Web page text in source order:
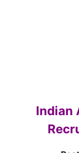
Indian